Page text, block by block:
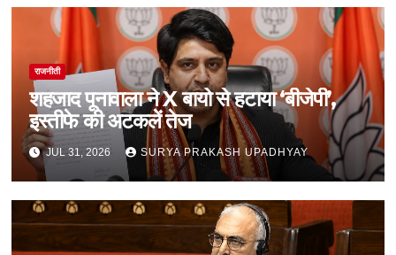
राजनीती
शहजाद पूनावाला ने X बायो से हटाया ‘बीजेपी’,
इस्तीफे की अटकलें तेज
JUL 31, 2026 SURYA PRAKASH UPADHYAY